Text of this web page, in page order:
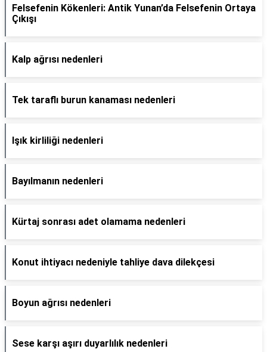
Felsefenin Kökenleri: Antik Yunan’da Felsefenin Ortaya
Çıkışı
Kalp ağrısı nedenleri
Tek taraflı burun kanaması nedenleri
Işık kirliliği nedenleri
Bayılmanın nedenleri
Kürtaj sonrası adet olamama nedenleri
Konut ihtiyacı nedeniyle tahliye dava dilekçesi
Boyun ağrısı nedenleri
Sese karşı aşırı duyarlılık nedenleri